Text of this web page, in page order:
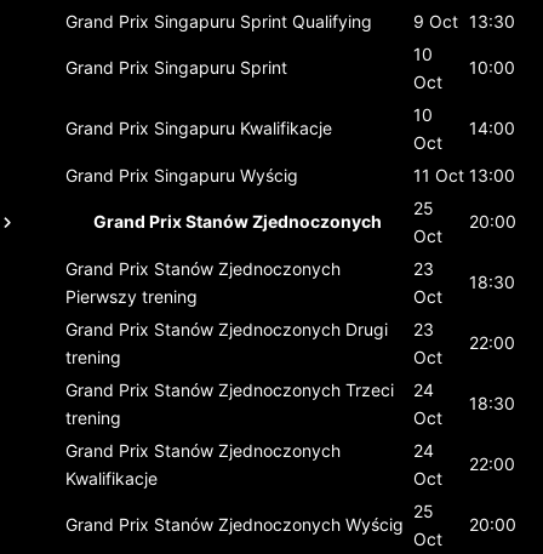
Grand Prix Singapuru Sprint Qualifying 9 Oct 13:30
Grand Prix Singapuru Sprint
10
Oct
10:00
Grand Prix Singapuru Kwalifikacje
10
Oct
14:00
Grand Prix Singapuru Wyścig 11 Oct 13:00
Grand Prix Stanów Zjednoczonych
25
Oct
20:00
Grand Prix Stanów Zjednoczonych
Pierwszy trening
23
Oct
18:30
Grand Prix Stanów Zjednoczonych Drugi
trening
23
Oct
22:00
Grand Prix Stanów Zjednoczonych Trzeci
trening
24
Oct
18:30
Grand Prix Stanów Zjednoczonych
Kwalifikacje
24
Oct
22:00
Grand Prix Stanów Zjednoczonych Wyścig
25
Oct
20:00